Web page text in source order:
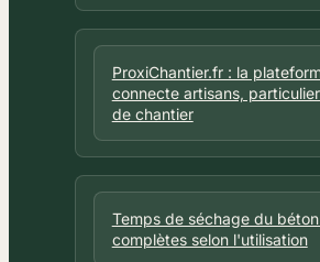
ProxiChantier.fr : la
connecte artisans,
de chantier
Temps de séchage du
complètes selon l'utilisation